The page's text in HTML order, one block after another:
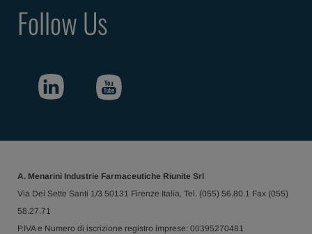
Follow Us
A. Menarini Industrie Farmaceutiche Riunite Srl
Via Dei Sette Santi 1/3 50131 Firenze Italia, Tel. (055) 56.80.1 Fax (055)
58.27.71
P.IVA e Numero di iscrizione registro imprese: 00395270481